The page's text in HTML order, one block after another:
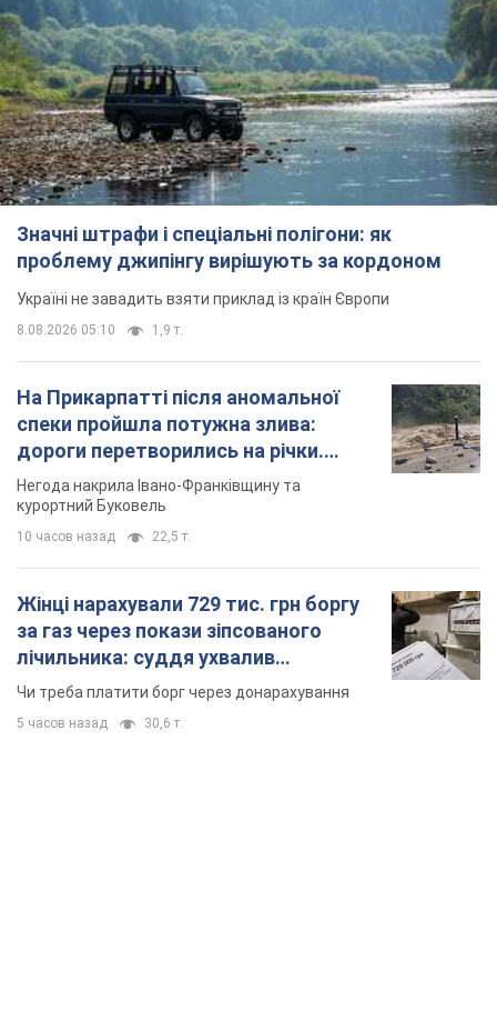
Значні штрафи і спеціальні полігони: як
проблему джипінгу вирішують за кордоном
Україні не завадить взяти приклад із країн Європи
8.08.2026 05:10 1,9 т.
На Прикарпатті після аномальної
спеки пройшла потужна злива:
дороги перетворились на річки.
Відео
Негода накрила Івано-Франківщину та
Жінці нарахували 729 тис. грн боргу
за газ через покази зіпсованого
лічильника: суддя ухвалив
неочікуване рішення
5 часов назад 30,6 т.